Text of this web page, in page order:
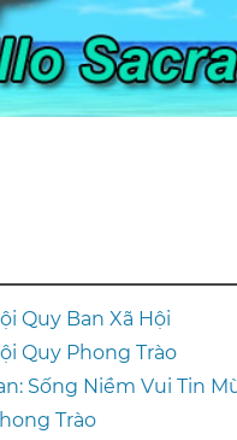
Quy Ban Xã Hội
Quy Phong Trào
Sống Niềm Vui Tin
Trào